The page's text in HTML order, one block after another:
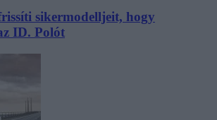
sikermodelljeit, hogy
ID. Polót